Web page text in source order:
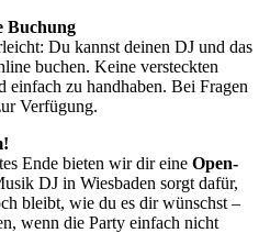
Buchung
Du kannst deinen DJ und das
buchen. Keine versteckten
einfach zu handhaben. Bei Fragen
Verfügung.
Ende bieten wir dir eine Open-
DJ in Wiesbaden sorgt dafür,
bleibt, wie du es dir wünschst –
wenn die Party einfach nicht